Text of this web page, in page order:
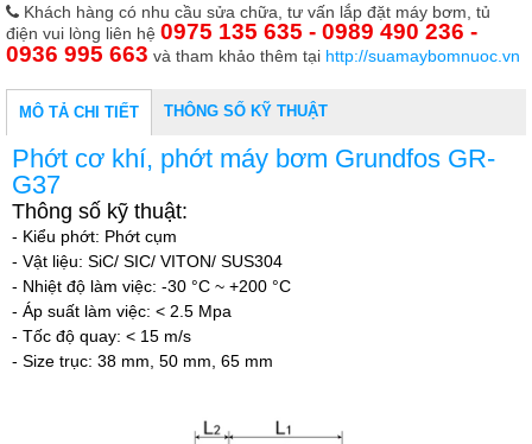
Khách hàng có nhu cầu sửa chữa, tư vấn lắp đặt máy bơm, tủ
điện vui lòng liên hệ 0975 135 635 - 0989 490 236 -
0936 995 663 và tham khảo thêm tại http://suamaybomnuoc.vn
MÔ TẢ CHI TIẾT THÔNG SỐ KỸ THUẬT
Phớt cơ khí, phớt máy bơm Grundfos GR-
G37
Thông số kỹ thuật:
- Kiểu phớt: Phớt cụm
- Vật liệu: SiC/ SIC/ VITON/ SUS304
- Nhiệt độ làm việc: -30 °C ~ +200 °C
- Áp suất làm việc: < 2.5 Mpa
- Tốc độ quay: < 15 m/s
- Size trục: 38 mm, 50 mm, 65 mm